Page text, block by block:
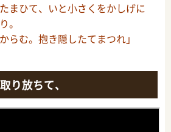
まひて、いと小さくをかしげに
。
らむ。抱き隠したてまつれ」
り放ちて、